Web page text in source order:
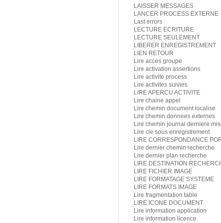
LAISSER MESSAGES
LANCER PROCESS EXTERNE
Last errors
LECTURE ECRITURE
LECTURE SEULEMENT
LIBERER ENREGISTREMENT
LIEN RETOUR
Lire acces groupe
Lire activation assertions
Lire activite process
Lire activites suivies
LIRE APERCU ACTIVITE
Lire chaine appel
Lire chemin document localise
Lire chemin donnees externes
Lire chemin journal derniere
Lire cle sous enregistrement
LIRE CORRESPONDANCE
Lire dernier chemin recherche
Lire dernier plan recherche
LIRE DESTINATION
LIRE FICHIER IMAGE
LIRE FORMATAGE SYSTEME
LIRE FORMATS IMAGE
Lire fragmentation table
LIRE ICONE DOCUMENT
Lire information application
Lire information licence